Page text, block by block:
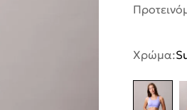
Χρώμα: